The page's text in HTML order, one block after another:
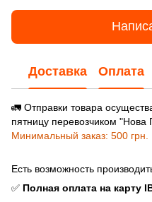
Доставка Оплата
🚛 Отправки товара
пятницу перевозчиком "Нова
Минимальный заказ: 500 грн.
Есть возможность
✅ Полная оплата на карту